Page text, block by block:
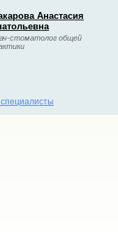
Анастасия
стоматолог общей
специалисты